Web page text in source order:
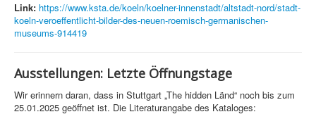
Link: https://www.ksta.de/koeln/koelner-innenstadt/altstadt-nord/stadt-
koeln-veroeffentlicht-bilder-des-neuen-roemisch-germanischen-
museums-914419
Ausstellungen: Letzte Öffnungstage
Wir erinnern daran, dass in Stuttgart „The hidden Länd“ noch bis zum
25.01.2025 geöffnet ist. Die Literaturangabe des Kataloges: